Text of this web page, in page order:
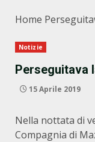
Home
Notizie
Perseguitava
15 Aprile 2019
Nella nottata di
Compagnia di